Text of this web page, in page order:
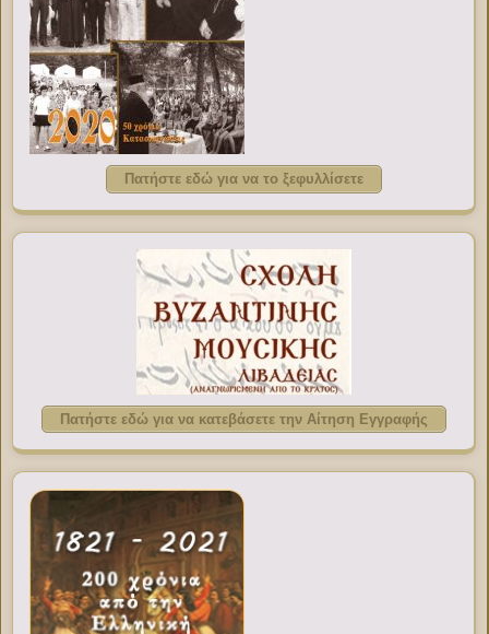
Πατήστε εδώ για να το ξεφυλλίσετε
Πατήστε εδώ για να κατεβάσετε την Αίτηση Εγγραφής